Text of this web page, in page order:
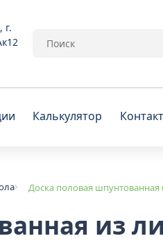
г.
Калькулятор
Доска половая шпунтованная
из